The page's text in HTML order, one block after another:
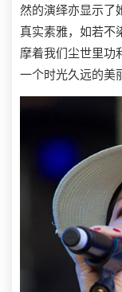
然的演绎亦显示了
真实素雅，如若不
摩着我们尘世里功
一个时光久远的美